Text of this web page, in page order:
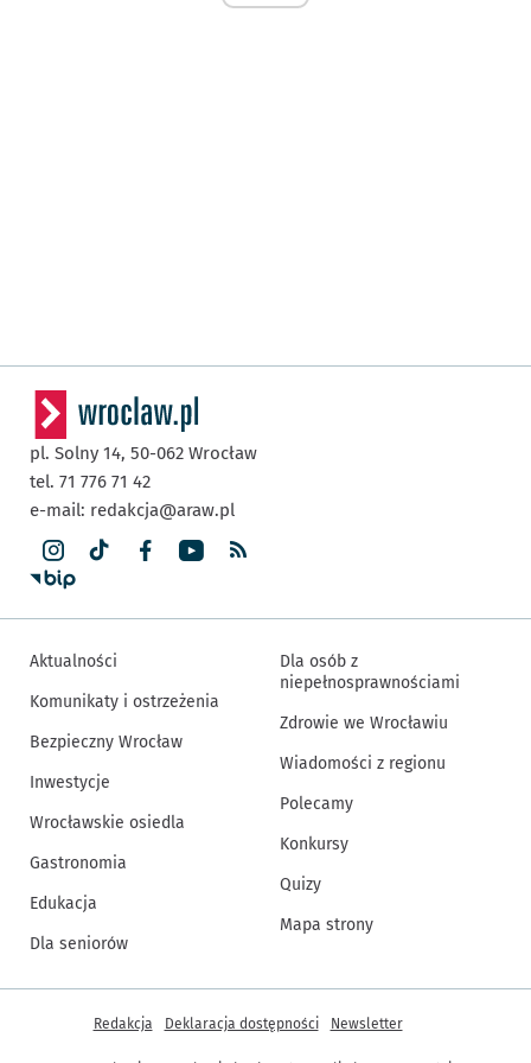
pl. Solny 14, 50-062 Wrocław
tel. 71 776 71 42
e-mail: redakcja@araw.pl
Aktualności
Komunikaty i ostrzeżenia
Bezpieczny Wrocław
Inwestycje
Wrocławskie osiedla
Gastronomia
Edukacja
Dla seniorów
Dla osób z
niepełnosprawnościami
Zdrowie we Wrocławiu
Wiadomości z regionu
Polecamy
Konkursy
Quizy
Mapa strony
Inne informacje
Redakcja Deklaracja dostępności Newsletter